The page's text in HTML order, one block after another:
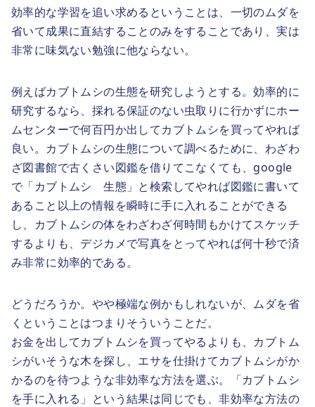
効率的な学習を追い求めるということは、一切のムダを
省いて成果に直結することのみをすることであり、実は
非常に味気ない勉強に他ならない。
例えばカブトムシの生態を研究しようとする。効率的に
研究するなら、採れる保証のない虫取りに行かずにホー
ムセンターで何百円か出してカブトムシを買ってやれば
良い。カブトムシの生態について調べるために、わざわ
ざ図書館で古くさい図鑑を借りてこなくても、google
で「カブトムシ 生態」と検索してやれば図鑑に書いて
あること以上の情報を瞬時に手に入れることができる
し、カブトムシの体をわざわざ何時間もかけてスケッチ
するよりも、デジカメで写真をとってやれば何十秒で済
み非常に効率的である。
どうだろうか。やや極端な例かもしれないが、ムダを省
くということはつまりそういうことだ。
お金を出してカブトムシを買ってやるよりも、カブトム
シがいそうな木を探し、エサを仕掛けてカブトムシがか
かるのを待つような非効率な方法を選ぶ。「カブトムシ
を手に入れる」という結果は同じでも、非効率な方法の